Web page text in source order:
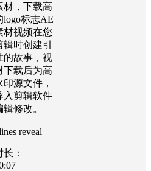
材，下载高
logo标志AE
材视频在您
时创建引
的故事，视
下载后为高
源文件，
入剪辑软件
辑修改。
reveal
：